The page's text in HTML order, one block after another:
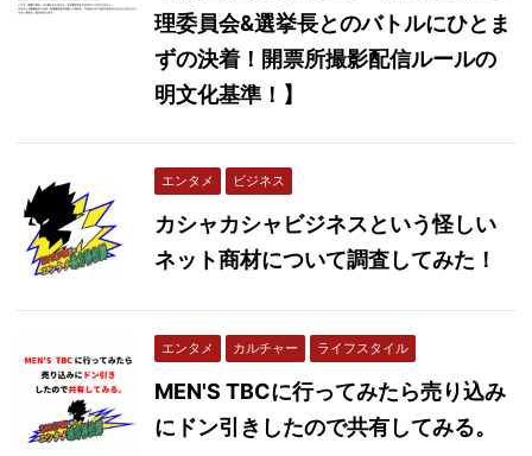
理委員会&選挙長とのバトルにひとま
ずの決着！開票所撮影配信ルールの
明文化基準！】
エンタメ ビジネス
カシャカシャビジネスという怪しい
ネット商材について調査してみた！
エンタメ カルチャー ライフスタイル
MEN'S TBCに行ってみたら売り込み
にドン引きしたので共有してみる。